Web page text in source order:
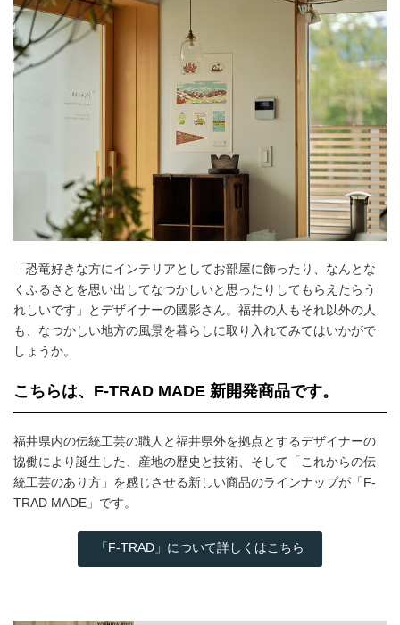
「恐竜好きな方にインテリアとしてお部屋に飾ったり、なんとな
くふるさとを思い出してなつかしいと思ったりしてもらえたらう
れしいです」とデザイナーの國影さん。福井の人もそれ以外の人
も、なつかしい地方の風景を暮らしに取り入れてみてはいかがで
しょうか。
こちらは、F-TRAD MADE 新開発商品です。
福井県内の伝統工芸の職人と福井県外を拠点とするデザイナーの
協働により誕生した、産地の歴史と技術、そして「これからの伝
統工芸のあり方」を感じさせる新しい商品のラインナップが「F-
TRAD MADE」です。
「F-TRAD」について詳しくはこちら